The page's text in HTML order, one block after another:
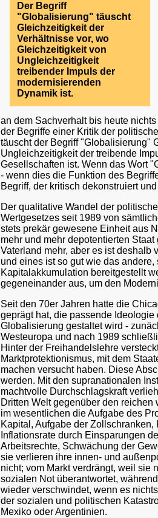
Der Begriff
"Globalisierung" täuscht
Gleichzeitigkeit der
Verhältnisse vor, wo
Gleichzeitigkeit von
Ungleichzeitigkeit
treibender Impuls der
modernisierenden
Dynamik ist.
an dem Sachverhalt bis heute
der Begriffe einer Kritik der
täuscht der Begriff "Globalisierung"
Ungleichzeitigkeit der treibende
Gesellschaften ist. Wenn das Wort
- wenn dies die Funktion des
Begriff, der kritisch dekonstruiert
Der qualitative Wandel der
Wertgesetzes seit 1989 von
stets prekär gewesene Einheit aus
mehr und mehr depotentierten
Vaterland mehr, aber es ist deshalb
und eines ist so gut wie das
Kapitalakkumulation bereitgestellt
gegeneinander aus, um den
Seit den 70er Jahren hatte die
geprägt hat, die passende
Globalisierung gestaltet wird -
Westeuropa und nach 1989
Hinter der Freihandelslehre
Marktprotektionismus, mit dem
machen versucht haben. Diese
werden. Mit den supranationalen
machtvolle Durchschlagskraft
Dritten Welt gegenüber den
im wesentlichen die Aufgabe des
Kapital, Aufgabe der
Inflationsrate durch Einsparungen
Arbeitsrechte, Schwächung der
sie verlieren ihre innen- und
nicht; vom Markt verdrängt, weil sie
sozialen Not überantwortet,
wieder verschwindet, wenn es
der sozialen und politischen
Mexiko oder Argentinien.